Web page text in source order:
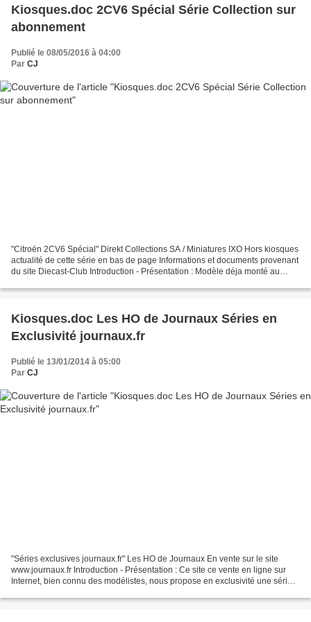
Kiosques.doc 2CV6 Spécial Série Collection sur
abonnement
Publié le 08/05/2016 à 04:00
Par CJ
"Citroën 2CV6 Spécial" Direkt Collections SA / Miniatures IXO Hors kiosques
actualité de cette série en bas de page Informations et documents provenant
du site Diecast-Club Introduction - Présentation : Modèle déja monté au
Kiosques.doc Les HO de Journaux Séries en
Exclusivité journaux.fr
Publié le 13/01/2014 à 05:00
Par CJ
"Séries exclusives journaux.fr" Les HO de Journaux En vente sur le site
www.journaux.fr Introduction - Présentation : Ce site ce vente en ligne sur
Internet, bien connu des modélistes, nous propose en exclusivité une série